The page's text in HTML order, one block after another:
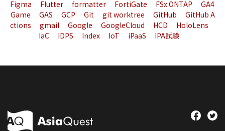
Figma
Flutter formatter FortiGate FSx ONTAP
GA4
Game
GAS GCP Git git worktree GitHub
GitHub A
ctions
gmail Google GoogleCloud HCD
HoloLens
IaC
IDPS Index IoT iPaaS IPA試験